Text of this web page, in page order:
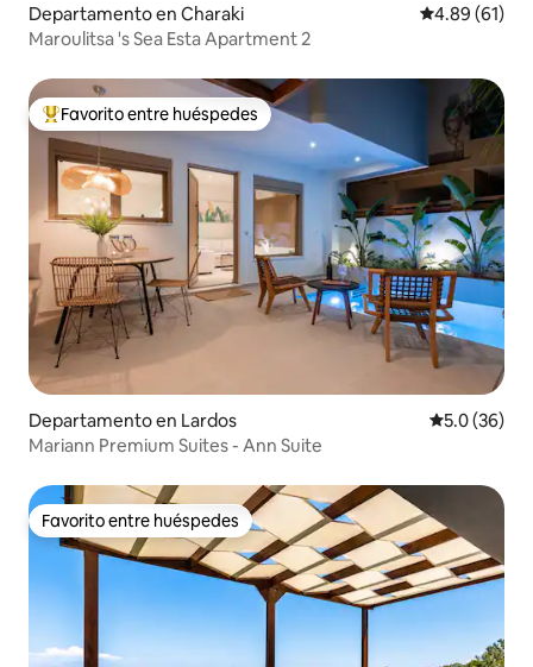
Departamento en Charaki Calificación
4.89 (61)
Maroulitsa 's Sea Esta Apartment 2
De los mejores en Favorito entre huéspedes
Favorito entre huéspedes
Departamento en Lardos Calificación
5.0 (36)
Mariann Premium Suites - Ann Suite
Favorito entre huéspedes
Favorito entre huéspedes